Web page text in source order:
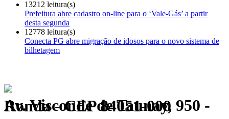
13212 leitura(s)
Prefeitura abre cadastro on-line para o ‘Vale-Gás’ a partir
desta segunda
12778 leitura(s)
Conecta PG abre migração de idosos para o novo sistema de
bilhetagem
Av. Visconde de Taunay, 950 - Ronda - CEP 84051-000